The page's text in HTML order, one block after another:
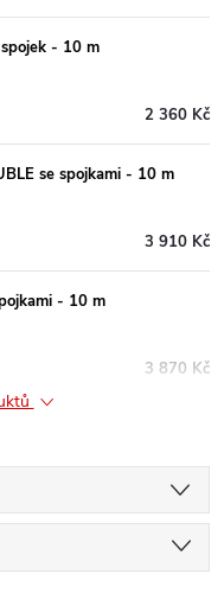
- 10 m
2 360 Kč
se spojkami - 10 m
3 910 Kč
- 10 m
3 870 Kč